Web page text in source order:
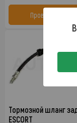
Проверить
Тормозной шланг
ESCORT